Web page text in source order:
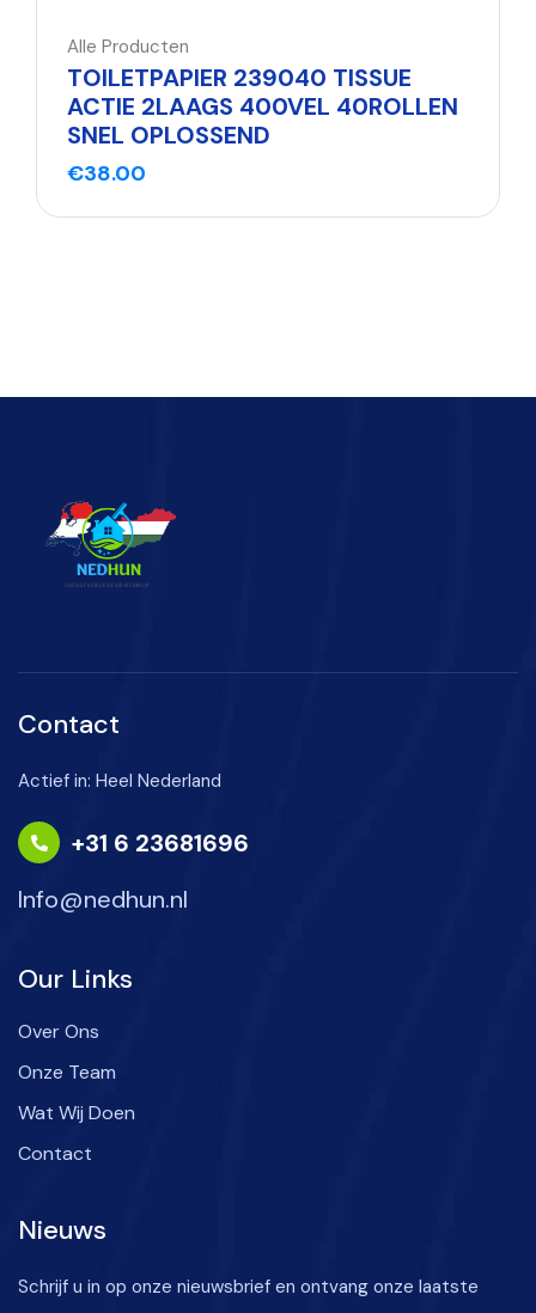
Alle Producten
TOILETPAPIER 239040 TISSUE
ACTIE 2LAAGS 400VEL 40ROLLEN
SNEL OPLOSSEND
€38.00
Contact
Actief in: Heel Nederland
+31 6 23681696
Info@nedhun.nl
Our Links
Over Ons
Onze Team
Wat Wij Doen
Contact
Nieuws
Schrijf u in op onze nieuwsbrief en ontvang onze laatste